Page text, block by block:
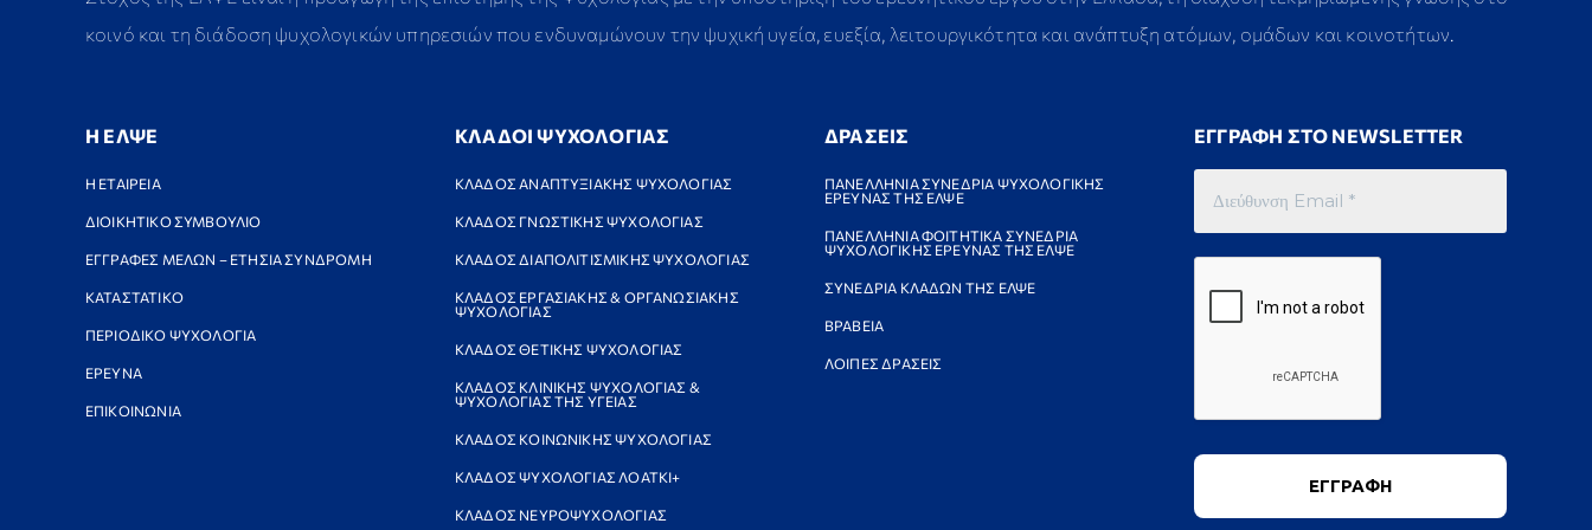
κοινό και τη διάδοση ψυχολογικών υπηρεσιών που ενδυναμώνουν την ψυχική υγεία, ευεξία, λειτουργικότητα και ανάπτυξη ατόμων, ομάδων και κοινοτήτων.
Η ΕΛΨΕ
Η ΕΤΑΙΡΕΙΑ
ΔΙΟΙΚΗΤΙΚΟ ΣΥΜΒΟΥΛΙΟ
ΕΓΓΡΑΦΕΣ ΜΕΛΩΝ – ΕΤΗΣΙΑ ΣΥΝΔΡΟΜΗ
ΚΑΤΑΣΤΑΤΙΚΟ
ΠΕΡΙΟΔΙΚΟ ΨΥΧΟΛΟΓΙΑ
ΕΡΕΥΝΑ
ΕΠΙΚΟΙΝΩΝΙΑ
ΚΛΑΔΟΙ ΨΥΧΟΛΟΓΙΑΣ
ΚΛΑΔΟΣ ΑΝΑΠΤΥΞΙΑΚΗΣ ΨΥΧΟΛΟΓΙΑΣ
ΚΛΑΔΟΣ ΓΝΩΣΤΙΚΗΣ ΨΥΧΟΛΟΓΙΑΣ
ΚΛΑΔΟΣ ΔΙΑΠΟΛΙΤΙΣΜΙΚΗΣ ΨΥΧΟΛΟΓΙΑΣ
ΚΛΑΔΟΣ ΕΡΓΑΣΙΑΚΗΣ & ΟΡΓΑΝΩΣΙΑΚΗΣ
ΨΥΧΟΛΟΓΙΑΣ
ΚΛΑΔΟΣ ΘΕΤΙΚΗΣ ΨΥΧΟΛΟΓΙΑΣ
ΚΛΑΔΟΣ ΚΛΙΝΙΚΗΣ ΨΥΧΟΛΟΓΙΑΣ &
ΨΥΧΟΛΟΓΙΑΣ ΤΗΣ ΥΓΕΙΑΣ
ΚΛΑΔΟΣ ΚΟΙΝΩΝΙΚΗΣ ΨΥΧΟΛΟΓΙΑΣ
ΚΛΑΔΟΣ ΨΥΧΟΛΟΓΙΑΣ ΛΟΑΤΚΙ+
ΚΛΑΔΟΣ ΝΕΥΡΟΨΥΧΟΛΟΓΙΑΣ
ΔΡΑΣΕΙΣ
ΠΑΝΕΛΛΗΝΙΑ ΣΥΝΕΔΡΙΑ ΨΥΧΟΛΟΓΙΚΗΣ
ΕΡΕΥΝΑΣ ΤΗΣ ΕΛΨΕ
ΠΑΝΕΛΛΗΝΙΑ ΦΟΙΤΗΤΙΚΑ ΣΥΝΕΔΡΙΑ
ΨΥΧΟΛΟΓΙΚΗΣ ΕΡΕΥΝΑΣ ΤΗΣ ΕΛΨΕ
ΣΥΝΕΔΡΙΑ ΚΛΑΔΩΝ ΤΗΣ ΕΛΨΕ
ΒΡΑΒΕΙΑ
ΛΟΙΠΕΣ ΔΡΑΣΕΙΣ
ΕΓΓΡΑΦΗ ΣΤΟ NEWSLETTER